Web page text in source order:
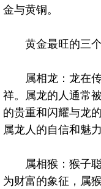
金与黄铜。
黄金最旺的三个
属相龙：龙在传
祥。属龙的人通常
的贵重和闪耀与龙
属龙人的自信和魅
属相猴：猴子聪
为财富的象征，属